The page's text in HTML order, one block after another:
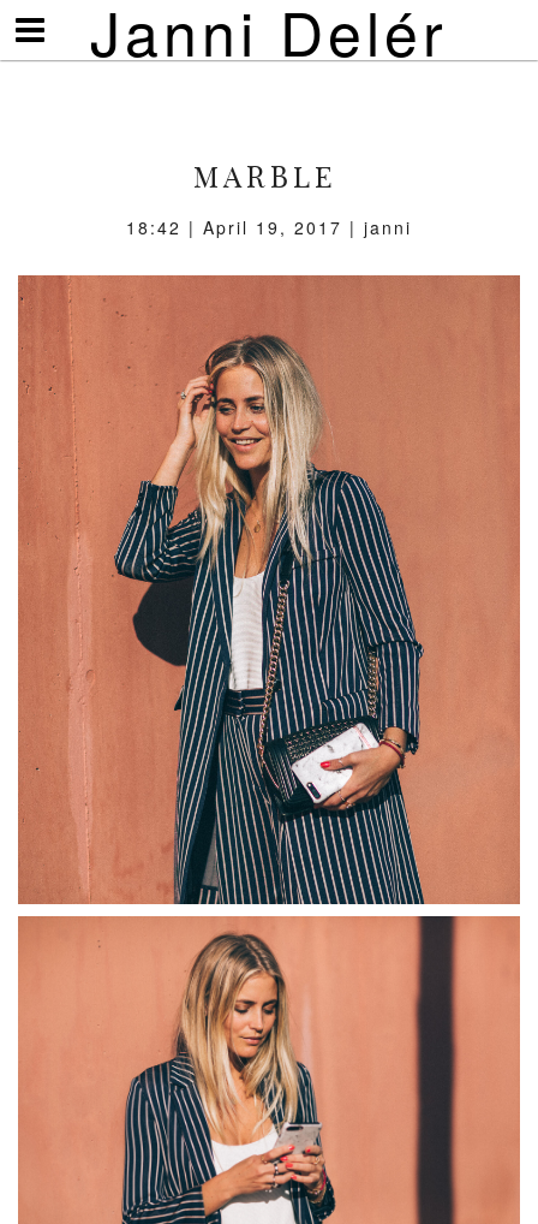
Janni Delér
Visa/göm
meny
MARBLE
18:42 | April 19, 2017 | janni